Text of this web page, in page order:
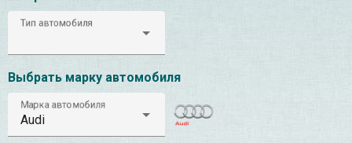
Тип автомобиля
Выбрать марку автомобиля
Марка автомобиля
Audi